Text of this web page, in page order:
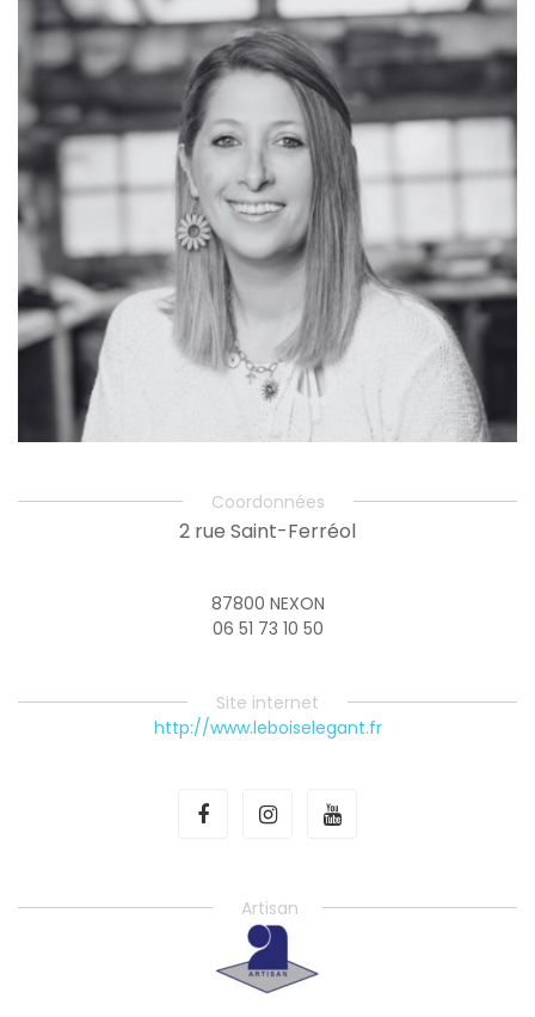
Coordonnées
2 rue Saint-Ferréol
87800 NEXON
06 51 73 10 50
Site internet
http://www.leboiselegant.fr
Artisan